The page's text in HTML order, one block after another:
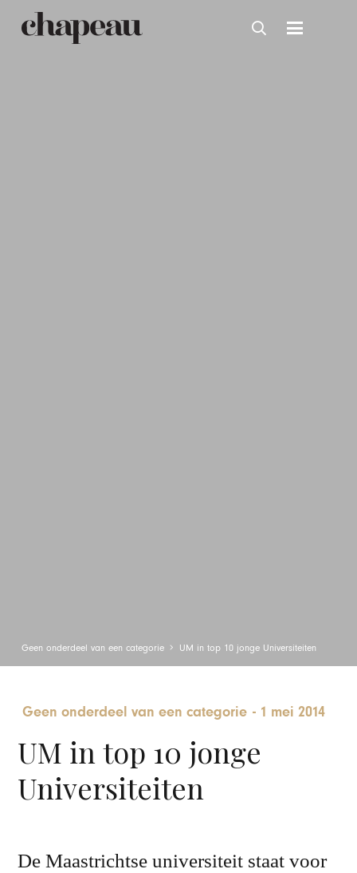
Geen onderdeel van een categorie UM in top 10 jonge Universiteiten
Geen onderdeel van een categorie - 1 mei 2014
UM in top 10 jonge
Universiteiten
De Maastrichtse universiteit staat voor